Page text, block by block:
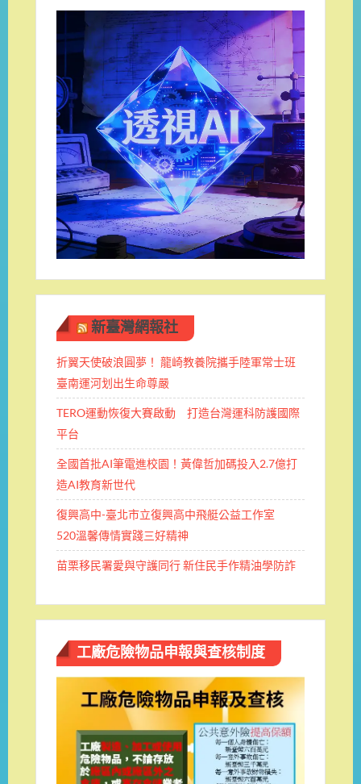
新臺灣網報社
折翼天使破浪圓夢！ 龍崎教養院攜手陸軍常士班 ​
臺南運河划出生命尊嚴
TERO運動恢復大賽啟動 打造台灣運科防護國際
平台
全國首批AI筆電進校園！黃偉哲加碼投入2.7億打
造AI教育新世代
復興高中-臺北市立復興高中飛艇公益工作室
520溫馨傳情實踐三好精神
苗栗移民署愛與守護同行 新住民手作精油學防詐
工廠危險物品申報與查核制度